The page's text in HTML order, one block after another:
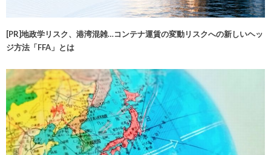
[PR]地政学リスク、港湾混雑…コンテナ運賃の変動リスクへの新しいヘッ
ジ方法「FFA」とは